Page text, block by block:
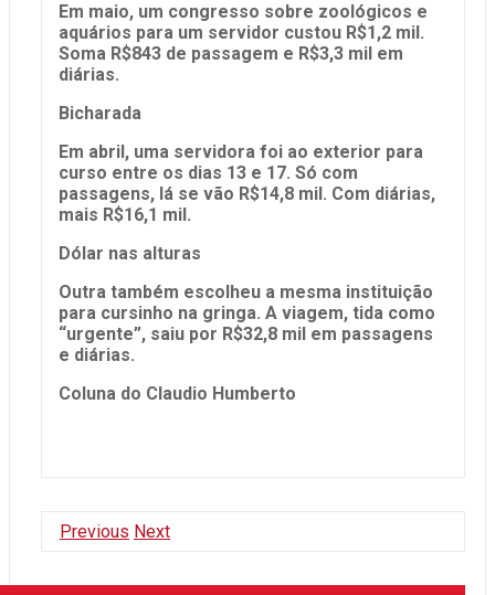
Em maio, um congresso sobre zoológicos e
aquários para um servidor custou R$1,2 mil.
Soma R$843 de passagem e R$3,3 mil em
diárias.
Bicharada
Em abril, uma servidora foi ao exterior para
curso entre os dias 13 e 17. Só com
passagens, lá se vão R$14,8 mil. Com diárias,
mais R$16,1 mil.
Dólar nas alturas
Outra também escolheu a mesma instituição
para cursinho na gringa. A viagem, tida como
“urgente”, saiu por R$32,8 mil em passagens
e diárias.
Coluna do Claudio Humberto
Previous Next